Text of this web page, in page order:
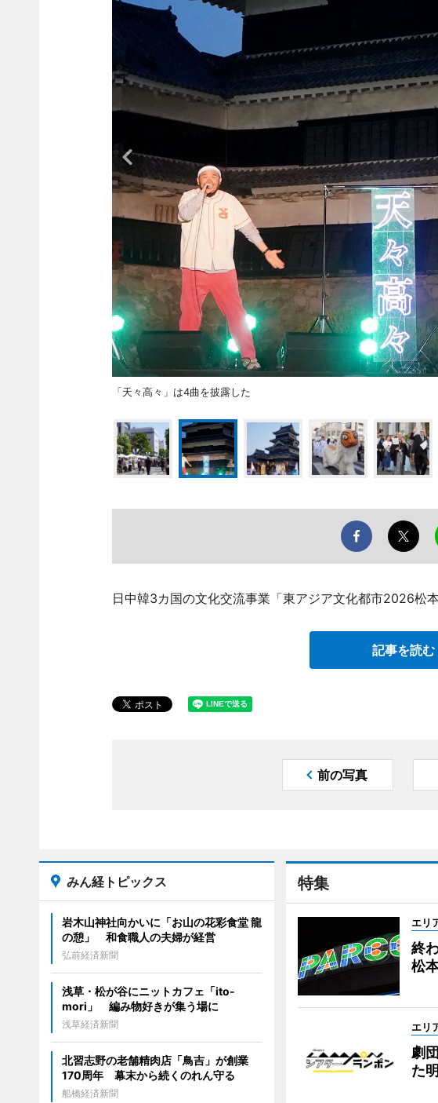
「天々高々」は4曲を披露した
日中韓3カ国の文化交流事業「東アジア文化都市2026松
記事を読む
前の写真
特集
エリ
終
松
エリ
劇
た
みん経トピックス
岩木山神社向かいに「お山の花彩食堂 龍
の憩」 和食職人の夫婦が経営
弘前経済新聞
浅草・松が谷にニットカフェ「ito-
mori」 編み物好きが集う場に
浅草経済新聞
北習志野の老舗精肉店「鳥吉」が創業
170周年 幕末から続くのれん守る
船橋経済新聞